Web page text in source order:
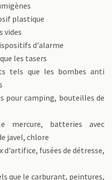
plastique
vides
d'alarme
les tasers
tels que les bombes anti
pour camping, bouteilles de
mercure, batteries avec
javel, chlore
d'artifice, fusées de détresse,
que le carburant, peintures,